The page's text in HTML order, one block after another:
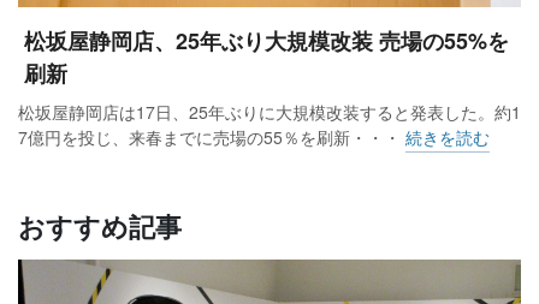
松坂屋静岡店、25年ぶり大規模改装 売場の55%を
刷新
松坂屋静岡店は17日、25年ぶりに大規模改装すると発表した。約1
7億円を投じ、来春までに売場の55％を刷新・・・ 続きを読む
おすすめ記事